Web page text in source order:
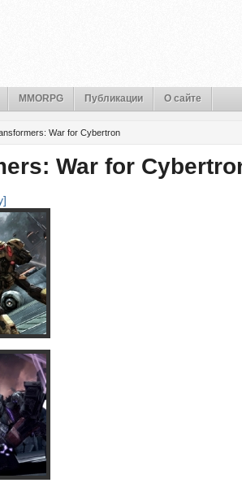
MMORPG Публикации О сайте
War for Cybertron
War for